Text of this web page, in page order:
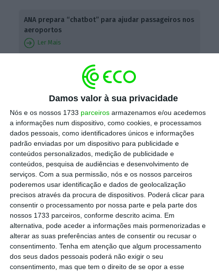
Damos valor à sua privacidade
Nós e os nossos 1733 parceiros armazenamos e/ou acedemos
a informações num dispositivo, como cookies, e processamos
dados pessoais, como identificadores únicos e informações
padrão enviadas por um dispositivo para publicidade e
conteúdos personalizados, medição de publicidade e
conteúdos, pesquisa de audiências e desenvolvimento de
serviços. Com a sua permissão, nós e os nossos parceiros
poderemos usar identificação e dados de geolocalização
precisos através da procura de dispositivos. Poderá clicar para
consentir o processamento por nossa parte e pela parte dos
nossos 1733 parceiros, conforme descrito acima. Em
alternativa, pode aceder a informações mais pormenorizadas e
alterar as suas preferências antes de consentir ou recusar o
consentimento. Tenha em atenção que algum processamento
dos seus dados pessoais poderá não exigir o seu
consentimento, mas que tem o direito de se opor a esse
ANA prepara “chatbot” para ajudar passageiros nos
aeroportos
Ler Mais
A gestora aeroportuária estima que só esta
tenham sido cancelados 32
de e para o aeroporto de Lisboa, entre
15 partidas e 17 chegadas. Também esta
segunda-feira,
a CEO da TAP veio admitir que
os constrangimentos vão persistir nas
próximas semanas. Mas afinal, que diretos
têm os consumidores no caso de o seu voo
ser cancelado? E no caso de o voo sofrer um
atraso?
Os direitos dos cidadãos nas viagens áreas
são iguais em todos os Estados-membros,
dado que resultam da transposição de um
diretiva comunitária, bem como em países